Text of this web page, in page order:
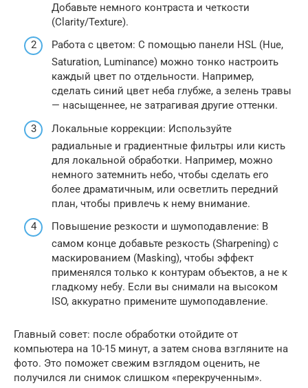
Добавьте немного контраста и четкости
(Clarity/Texture).
Работа с цветом: С помощью панели HSL (Hue,
Saturation, Luminance) можно тонко настроить
каждый цвет по отдельности. Например,
сделать синий цвет неба глубже, а зелень травы
— насыщеннее, не затрагивая другие оттенки.
Локальные коррекции: Используйте
радиальные и градиентные фильтры или кисть
для локальной обработки. Например, можно
немного затемнить небо, чтобы сделать его
более драматичным, или осветлить передний
план, чтобы привлечь к нему внимание.
Повышение резкости и шумоподавление: В
самом конце добавьте резкость (Sharpening) с
маскированием (Masking), чтобы эффект
применялся только к контурам объектов, а не к
гладкому небу. Если вы снимали на высоком
ISO, аккуратно примените шумоподавление.
Главный совет: после обработки отойдите от
компьютера на 10-15 минут, а затем снова взгляните на
фото. Это поможет свежим взглядом оценить, не
получился ли снимок слишком «перекрученным».